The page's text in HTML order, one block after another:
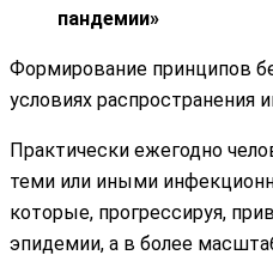
пандемии»
Формирование принципов
условиях распространения
Практически ежегодно
теми или иными
которые, прогрессируя,
эпидемии, а в более